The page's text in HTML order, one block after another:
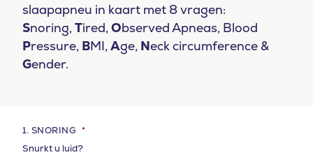
slaapapneu in kaart met 8 vragen:
Snoring, Tired, Observed Apneas, Blood
Pressure, BMI, Age, Neck circumference &
Gender.
1. SNORING *
Snurkt u luid?